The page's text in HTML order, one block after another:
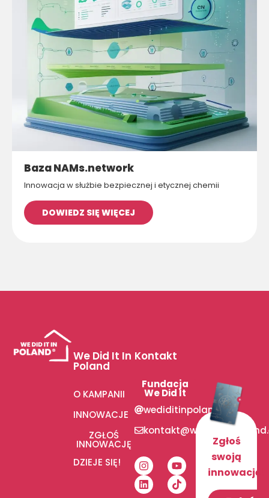
Baza NAMs.network
Innowacja w służbie bezpiecznej i etycznej chemii
DOWIEDZ SIĘ WIĘCEJ
We Did It In
Poland
O KAMPANII
INNOWACJE
ZGŁOŚ
INNOWACJĘ
DZIEJE SIĘ!
Kontakt
Fundacja
We Did It
wediditinpoland
Zgłoś
swoją
innowację!